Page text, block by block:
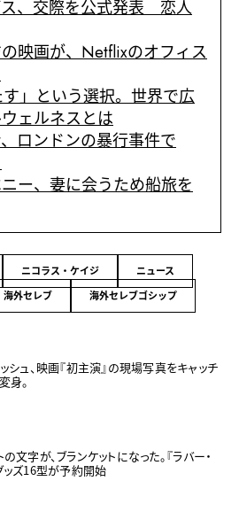
、交際を公式発表 恋人
映画が、Netflixのオフィス
」という選択。世界で広
ェルネスとは
ロンドンの暴行事件で
ー、妻に会うため船旅を
ニコラス・ケイジ
ニュース
海外セレブ 海外セレブゴシップ
シュ、映画『初主演』の現場写真をキャッチ
身。
文字が、ブランケットになった。『ラバー・
ッズ16型が予約開始